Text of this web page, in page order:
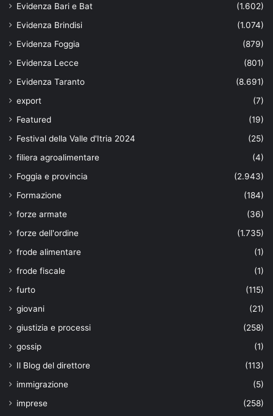
Evidenza Bari e Bat
(1.602)
Evidenza Brindisi
(1.074)
Evidenza Foggia
(879)
Evidenza Lecce
(801)
Evidenza Taranto
(8.691)
export
(7)
Featured
(19)
Festival della Valle d'Itria 2024
(25)
filiera agroalimentare
(4)
Foggia e provincia
(2.943)
Formazione
(184)
forze armate
(36)
forze dell'ordine
(1.735)
frode alimentare
(1)
frode fiscale
(1)
furto
(115)
giovani
(21)
giustizia e processi
(258)
gossip
(1)
Il Blog del direttore
(113)
immigrazione
(5)
imprese
(258)